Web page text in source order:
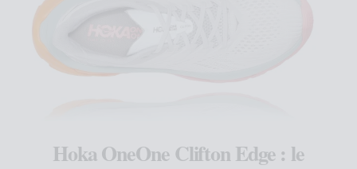
Hoka OneOne Clifton Edge : le